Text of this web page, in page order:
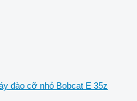
đào cỡ nhỏ Bobcat E 35z